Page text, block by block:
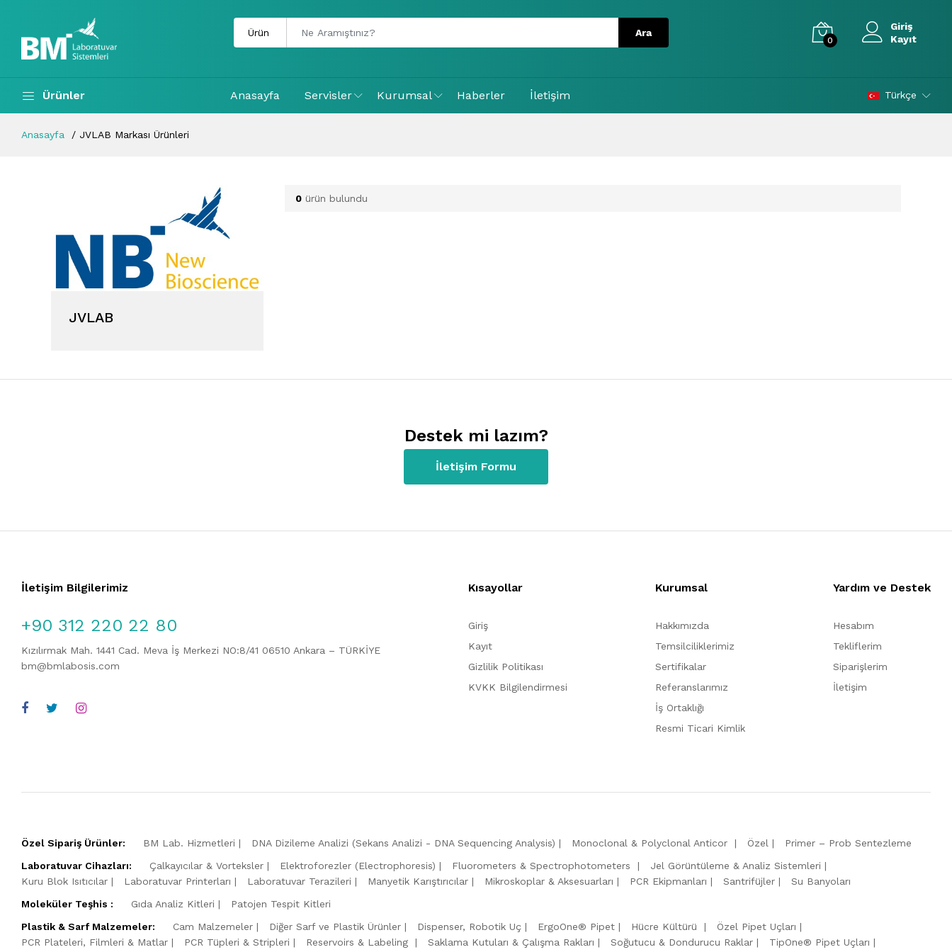
0
Giriş
Kayıt
Ürünler Anasayfa Servisler Kurumsal Haberler İletişim Türkçe
Anasayfa JVLAB Markası Ürünleri
JVLAB
0 ürün bulundu
Destek mi lazım?
İletişim Formu
İletişim Bilgilerimiz
+90 312 220 22 80
Kızılırmak Mah. 1441 Cad. Meva İş Merkezi NO:8/41 06510 Ankara – TÜRKİYE
bm@bmlabosis.com
Kısayollar
Giriş
Kayıt
Gizlilik Politikası
KVKK Bilgilendirmesi
Kurumsal
Hakkımızda
Temsilciliklerimiz
Sertifikalar
Referanslarımız
İş Ortaklığı
Resmi Ticari Kimlik
Yardım ve Destek
Hesabım
Tekliflerim
Siparişlerim
İletişim
Özel Sipariş Ürünler: BM Lab. Hizmetleri DNA Dizileme Analizi (Sekans Analizi - DNA Sequencing Analysis) Monoclonal & Polyclonal Anticor Özel
Primer – Prob Sentezleme
Laboratuvar Cihazları:
Çalkayıcılar & Vorteksler Elektroforezler (Electrophoresis) Fluorometers & Spectrophotometers
Jel Görüntüleme & Analiz Sistemleri
Kuru Blok Isıtıcılar
Laboratuvar Printerları Laboratuvar Terazileri Manyetik Karıştırıcılar Mikroskoplar & Aksesuarları PCR Ekipmanları Santrifüjler
Su Banyoları
Moleküler Teşhis :
Gıda Analiz Kitleri
Patojen Tespit Kitleri
Plastik & Sarf Malzemeler:
Cam Malzemeler Diğer Sarf ve Plastik Ürünler Dispenser, Robotik Uç ErgoOne® Pipet Hücre Kültürü
Özel Pipet Uçları
PCR Plateleri, Filmleri & Matlar
PCR Tüpleri & Stripleri Reservoirs & Labeling Saklama Kutuları & Çalışma Rakları Soğutucu & Dondurucu Raklar
TipOne® Pipet Uçları